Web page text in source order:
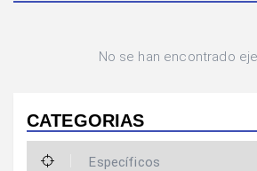
No se han encontrado
CATEGORIAS
Específicos